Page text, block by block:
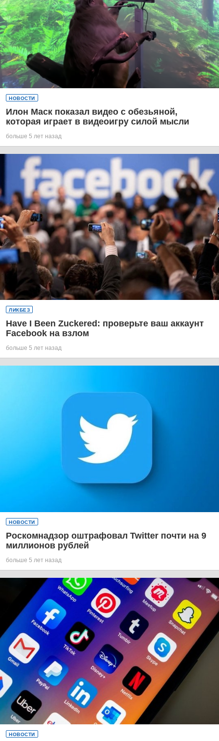
НОВОСТИ
Илон Маск показал видео с обезьяной,
которая играет в видеоигру силой мысли
больше 5 лет назад
ЛИКБЕЗ
Have I Been Zuckered: проверьте ваш аккаунт
Facebook на взлом
больше 5 лет назад
НОВОСТИ
Роскомнадзор оштрафовал Twitter почти на 9
миллионов рублей
больше 5 лет назад
НОВОСТИ